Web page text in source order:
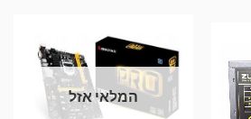
המלאי אזל